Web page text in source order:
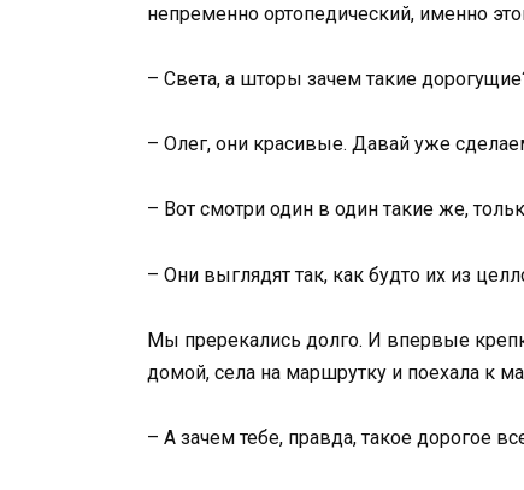
непременно ортопедический, именно
– Света, а шторы зачем такие
– Олег, они красивые. Давай уже
– Вот смотри один в один такие же,
– Они выглядят так, как будто их из
Мы пререкались долго. И впервые
домой, села на маршрутку и поехала к
– А зачем тебе, правда, такое дорогое